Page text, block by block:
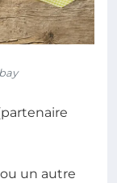
ou un autre